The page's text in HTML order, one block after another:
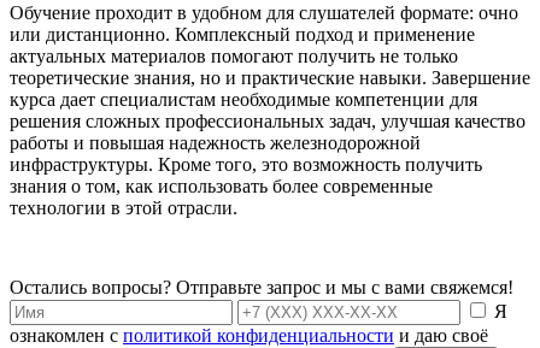
Обучение проходит в удобном для слушателей формате: очно
или дистанционно. Комплексный подход и применение
актуальных материалов помогают получить не только
теоретические знания, но и практические навыки. Завершение
курса дает специалистам необходимые компетенции для
решения сложных профессиональных задач, улучшая качество
работы и повышая надежность железнодорожной
инфраструктуры. Кроме того, это возможность получить
знания о том, как использовать более современные
технологии в этой отрасли.
Остались вопросы? Отправьте запрос и мы с вами свяжемся!
Я
ознакомлен с политикой конфиденциальности и даю своё